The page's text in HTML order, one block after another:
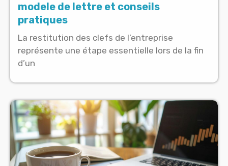
modele de lettre et conseils
pratiques
La restitution des clefs de l’entreprise
représente une étape essentielle lors de la fin
d’un